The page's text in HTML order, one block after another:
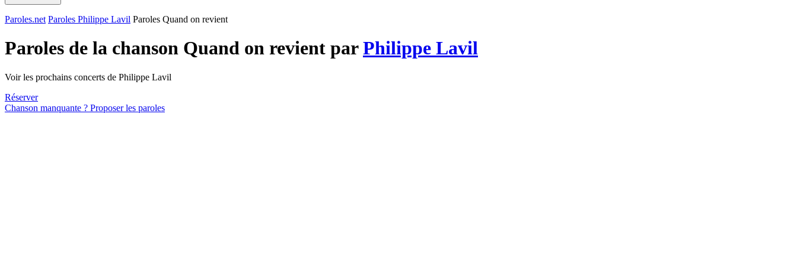
Paroles.net Paroles Philippe Lavil Paroles Quand on revient
Paroles de la chanson Quand on revient parPhilippe Lavil
Voir les prochains concerts de Philippe Lavil
Réserver
Chanson manquante ? Proposer les paroles